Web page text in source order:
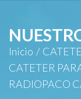
Inicio /
CATETER
RADIOPACO